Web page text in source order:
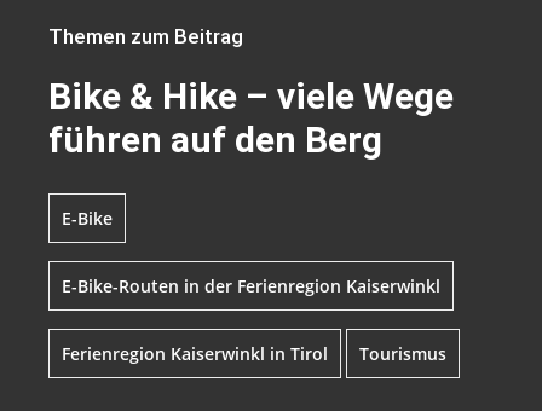
Themen zum Beitrag
Bike & Hike – viele Wege
führen auf den Berg
E-Bike
E-Bike-Routen in der Ferienregion Kaiserwinkl
Ferienregion Kaiserwinkl in Tirol Tourismus